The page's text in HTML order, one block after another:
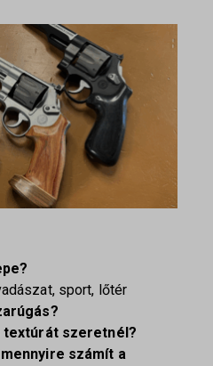
sport, lőtér
textúrát szeretnél?
számít a